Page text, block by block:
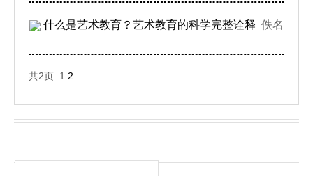
什么是艺术教育？艺术教育的科学完整诠释 佚名
共2页 1 2